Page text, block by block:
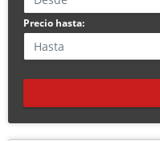
Precio hasta: